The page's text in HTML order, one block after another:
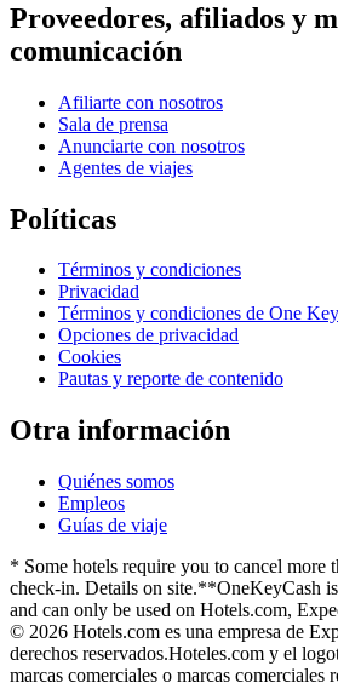
Proveedores, afiliados y
comunicación
Afiliarte con nosotros
Sala de prensa
Anunciarte con nosotros
Agentes de viajes
Políticas
Términos y condiciones
Privacidad
Términos y condiciones de One
Opciones de privacidad
Cookies
Pautas y reporte de contenido
Otra información
Quiénes somos
Empleos
Guías de viaje
* Some hotels require you to cancel more
check-in. Details on site.**OneKeyCash
and can only be used on Hotels.com,
© 2026 Hotels.com es una empresa de
derechos reservados.Hoteles.com y el
marcas comerciales o marcas comerciales